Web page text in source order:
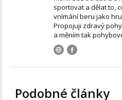
sportovat a dělat to,
vnímání beru jako
Propojuji zdravý
a měním tak
Podobné články